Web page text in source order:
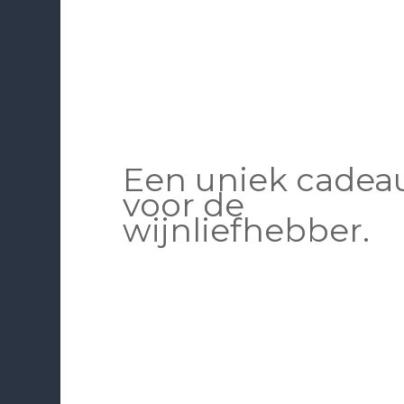
Een uniek
voor de
wijnliefhebber.